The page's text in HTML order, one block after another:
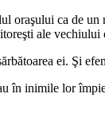
oraşului ca de
ale vechiului
ei. Şi
în inimile lor